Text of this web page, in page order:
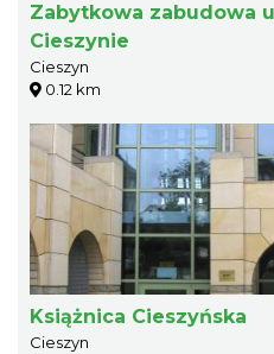
Zabytkowa zabudowa
Cieszynie
Cieszyn
0.12 km
Książnica Cieszyńska
Cieszyn